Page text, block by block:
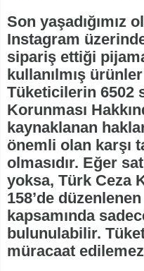
Son yaşadığımız
Instagram
sipariş ettiği
kullanılmış
Tüketicilerin 6502
Korunması
kaynaklanan
önemli olan karşı
olmasıdır. Eğer
yoksa, Türk Ceza
158’de düzenlenen
kapsamında
bulunulabilir.
müracaat